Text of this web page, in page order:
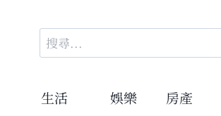
搜
尋
鍵
生活 娛樂 房產